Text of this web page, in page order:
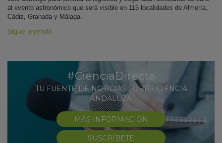
al evento astronómico que será visible en 115 localidades de Almería,
Cádiz, Granada y Málaga.
Sigue leyendo
#CienciaDirecta
TU FUENTE DE NOTICIAS SOBRE CIENCIA
ANDALUZA
MÁS INFORMACIÓN
SUSCRÍBETE